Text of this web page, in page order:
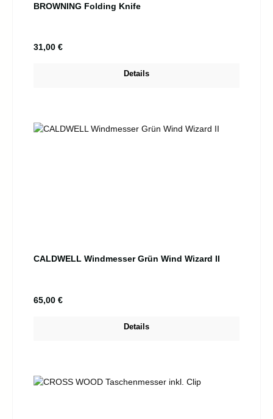
BROWNING Folding Knife
Regulärer Preis:
31,00 €
Details
CALDWELL Windmesser Grün Wind Wizard II
Regulärer Preis:
65,00 €
Details